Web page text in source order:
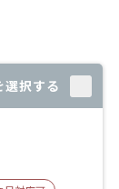
選択する